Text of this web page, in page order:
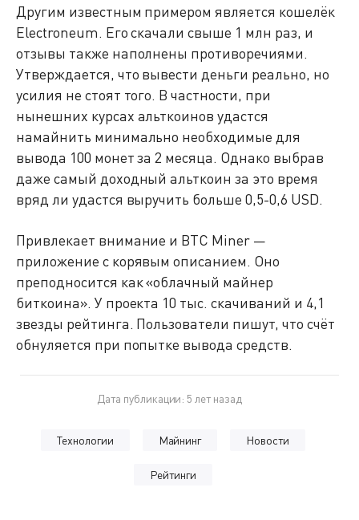
Другим известным примером является кошелёк
Electroneum. Его скачали свыше 1 млн раз, и
отзывы также наполнены противоречиями.
Утверждается, что вывести деньги реально, но
усилия не стоят того. В частности, при
нынешних курсах альткоинов удастся
намайнить минимально необходимые для
вывода 100 монет за 2 месяца. Однако выбрав
даже самый доходный альткоин за это время
вряд ли удастся выручить больше 0,5-0,6 USD.
Привлекает внимание и BTC Miner —
приложение с корявым описанием. Оно
преподносится как «облачный майнер
биткоина». У проекта 10 тыс. скачиваний и 4,1
звезды рейтинга. Пользователи пишут, что счёт
обнуляется при попытке вывода средств.
Дата публикации: 5 лет назад
Технологии Майнинг Новости
Рейтинги